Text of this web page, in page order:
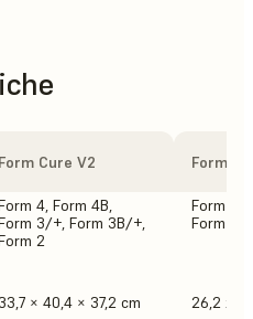
Form Cure V2 Form
4, Form 4B,
3/+, Form 3B/+,
2
Form 3/
Form 2
33,7 × 40,4 × 37,2 cm
26,2 x